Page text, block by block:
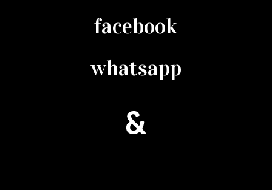
facebook
whatsapp